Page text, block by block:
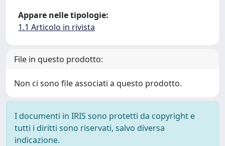
Appare nelle tipologie:
1.1 Articolo in rivista
File in questo prodotto:
Non ci sono file associati a questo prodotto.
I documenti in IRIS sono protetti da copyright e
tutti i diritti sono riservati, salvo diversa
indicazione.